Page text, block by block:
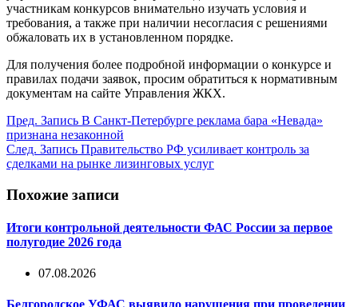
участникам конкурсов внимательно изучать условия и
требования, а также при наличии несогласия с решениями
обжаловать их в установленном порядке.
Для получения более подробной информации о конкурсе и
правилах подачи заявок, просим обратиться к нормативным
документам на сайте Управления ЖКХ.
Пред. Запись В Санкт-Петербурге реклама бара «Невада»
признана незаконной
След. Запись Правительство РФ усиливает контроль за
сделками на рынке лизинговых услуг
Похожие записи
Итоги контрольной деятельности ФАС России за первое
полугодие 2026 года
07.08.2026